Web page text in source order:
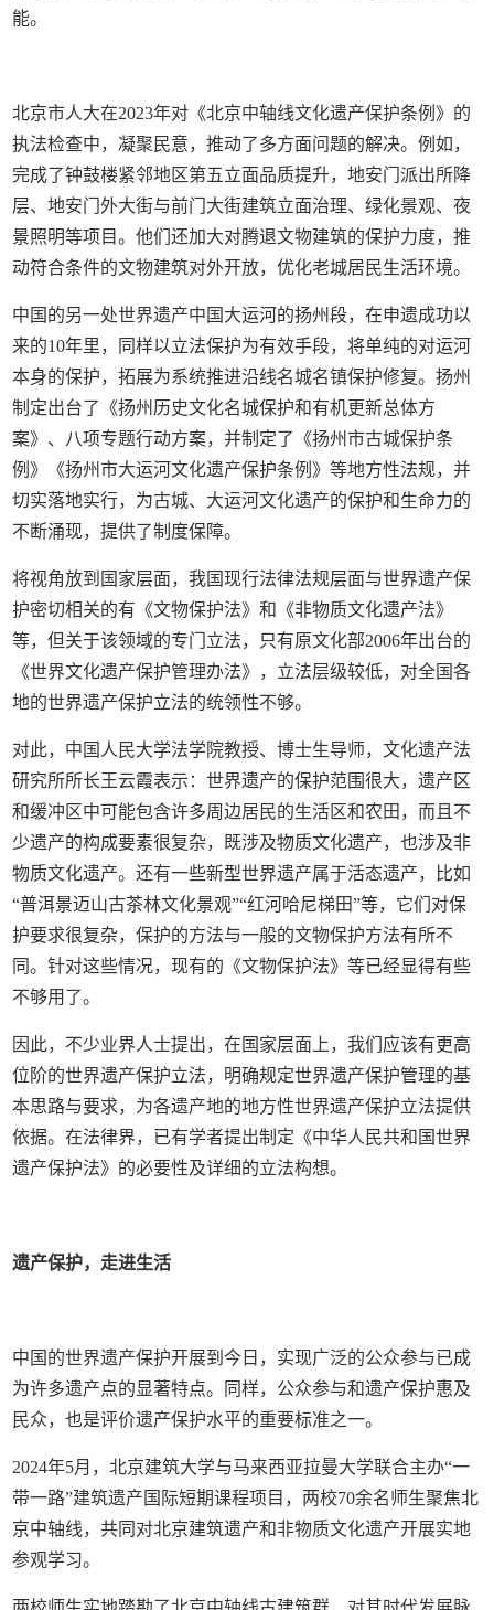
能。
北京市人大在2023年对《北京中轴线文化遗产保护条例》的
执法检查中，凝聚民意，推动了多方面问题的解决。例如，
完成了钟鼓楼紧邻地区第五立面品质提升，地安门派出所降
层、地安门外大街与前门大街建筑立面治理、绿化景观、夜
景照明等项目。他们还加大对腾退文物建筑的保护力度，推
动符合条件的文物建筑对外开放，优化老城居民生活环境。
中国的另一处世界遗产中国大运河的扬州段，在申遗成功以
来的10年里，同样以立法保护为有效手段，将单纯的对运河
本身的保护，拓展为系统推进沿线名城名镇保护修复。扬州
制定出台了《扬州历史文化名城保护和有机更新总体方
案》、八项专题行动方案，并制定了《扬州市古城保护条
例》《扬州市大运河文化遗产保护条例》等地方性法规，并
切实落地实行，为古城、大运河文化遗产的保护和生命力的
不断涌现，提供了制度保障。
将视角放到国家层面，我国现行法律法规层面与世界遗产保
护密切相关的有《文物保护法》和《非物质文化遗产法》
等，但关于该领域的专门立法，只有原文化部2006年出台的
《世界文化遗产保护管理办法》，立法层级较低，对全国各
地的世界遗产保护立法的统领性不够。
对此，中国人民大学法学院教授、博士生导师，文化遗产法
研究所所长王云霞表示：世界遗产的保护范围很大，遗产区
和缓冲区中可能包含许多周边居民的生活区和农田，而且不
少遗产的构成要素很复杂，既涉及物质文化遗产，也涉及非
物质文化遗产。还有一些新型世界遗产属于活态遗产，比如
“普洱景迈山古茶林文化景观”“红河哈尼梯田”等，它们对保
护要求很复杂，保护的方法与一般的文物保护方法有所不
同。针对这些情况，现有的《文物保护法》等已经显得有些
不够用了。
因此，不少业界人士提出，在国家层面上，我们应该有更高
位阶的世界遗产保护立法，明确规定世界遗产保护管理的基
本思路与要求，为各遗产地的地方性世界遗产保护立法提供
依据。在法律界，已有学者提出制定《中华人民共和国世界
遗产保护法》的必要性及详细的立法构想。
遗产保护，走进生活
中国的世界遗产保护开展到今日，实现广泛的公众参与已成
为许多遗产点的显著特点。同样，公众参与和遗产保护惠及
民众，也是评价遗产保护水平的重要标准之一。
2024年5月，北京建筑大学与马来西亚拉曼大学联合主办“一
带一路”建筑遗产国际短期课程项目，两校70余名师生聚焦北
京中轴线，共同对北京建筑遗产和非物质文化遗产开展实地
参观学习。